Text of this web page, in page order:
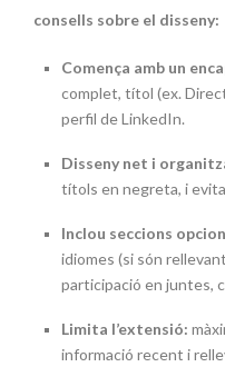
consells sobre el disseny:
Comença amb un
complet, títol (ex.
perfil de LinkedIn.
Disseny net i
títols en negreta, i
Inclou seccions
idiomes (si són
participació en juntes,
Limita l’extensió:
informació recent i